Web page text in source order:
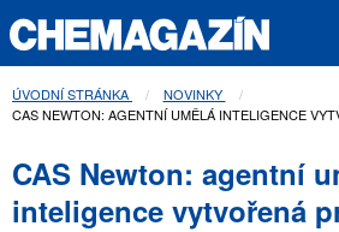
ÚVODNÍ STRÁNKA
NOVINKY
AKTUÁLNÍ STRÁNKA:
CAS NEWTON: AGENTNÍ UMĚLÁ INTELIGENCE
CAS Newton: agentní
inteligence vytvořená